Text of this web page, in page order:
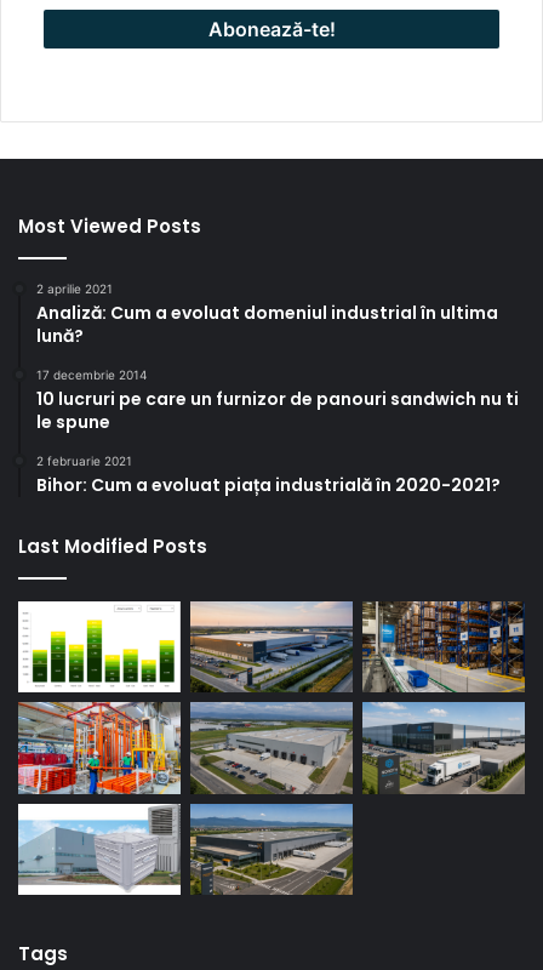
Most Viewed Posts
2 aprilie 2021
Analiză: Cum a evoluat domeniul industrial în ultima
lună?
17 decembrie 2014
10 lucruri pe care un furnizor de panouri sandwich nu ti
le spune
2 februarie 2021
Bihor: Cum a evoluat piața industrială în 2020-2021?
Last Modified Posts
Tags